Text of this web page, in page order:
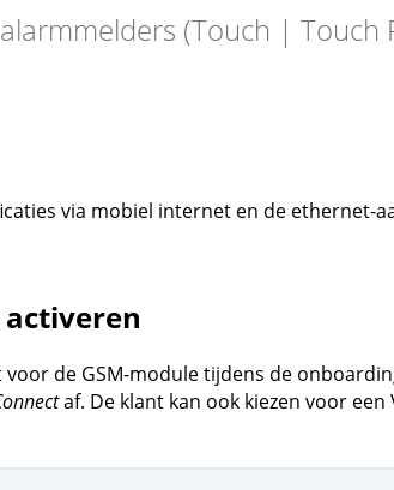
(Touch | Touch
via mobiel internet en de ethernet-
de GSM-module tijdens de
af. De klant kan ook kiezen voor een